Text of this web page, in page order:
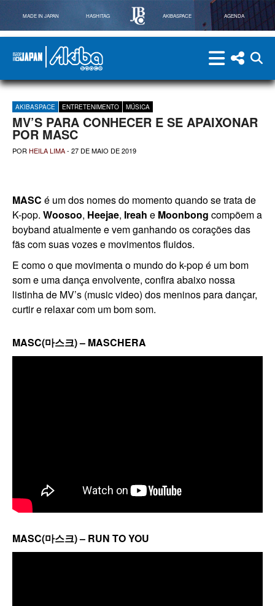
MADE IN JAPAN HASHITAG AKIBASPACE AGENDA
Powered By Made in Japan
menu menu
AKIBASPACE ENTRETENIMENTO MÚSICA
MV’S PARA CONHECER E SE APAIXONAR
POR MASC
POR HEILA LIMA- 27 DE MAIO DE 2019
MASC é um dos nomes do momento quando se trata de
K-pop. Woosoo, Heejae, Ireah e Moonbong compõem a
boyband atualmente e vem ganhando os corações das
fãs com suas vozes e movimentos fluidos.
E como o que movimenta o mundo do k-pop é um bom
som e uma dança envolvente, confira abaixo nossa
listinha de MV’s (music video) dos meninos para dançar,
curtir e relaxar com um bom som.
MASC(마스크) – MASCHERA
MASC(마스크) – RUN TO YOU